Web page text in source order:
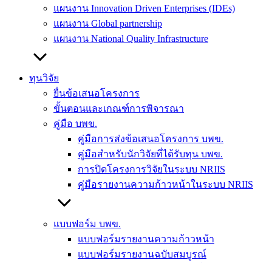
แผนงาน Innovation Driven Enterprises (IDEs)
แผนงาน Global partnership
แผนงาน National Quality Infrastructure
ทุนวิจัย
ยื่นข้อเสนอโครงการ
ขั้นตอนและเกณฑ์การพิจารณา
คู่มือ บพข.
คู่มือการส่งข้อเสนอโครงการ บพข.
คู่มือสำหรับนักวิจัยที่ได้รับทุน บพข.
การปิดโครงการวิจัยในระบบ NRIIS
คู่มือรายงานความก้าวหน้าในระบบ NRIIS
แบบฟอร์ม บพข.
แบบฟอร์มรายงานความก้าวหน้า
แบบฟอร์มรายงานฉบับสมบูรณ์